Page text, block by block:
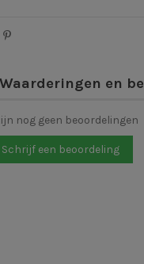
Waarderingen en
nog geen beoordelingen
Schrijf een beoordeling